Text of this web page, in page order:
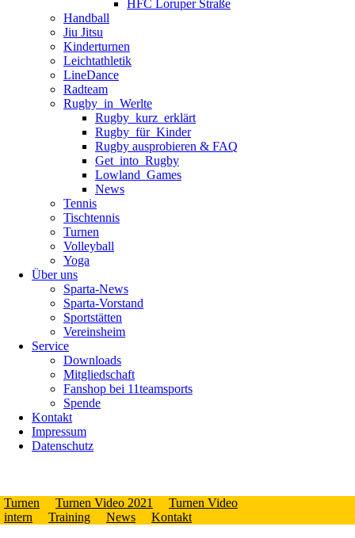
HFC Loruper Straße
Handball
Jiu Jitsu
Kinderturnen
Leichtathletik
LineDance
Radteam
Rugby_in_Werlte
Rugby_kurz_erklärt
Rugby_für_Kinder
Rugby ausprobieren & FAQ
Get_into_Rugby
Lowland_Games
News
Tennis
Tischtennis
Turnen
Volleyball
Yoga
Über uns
Sparta-News
Sparta-Vorstand
Sportstätten
Vereinsheim
Service
Downloads
Mitgliedschaft
Fanshop bei 11teamsports
Spende
Kontakt
Impressum
Datenschutz
Turnen Turnen Video 2021
Turnen Video
intern
Training News Kontakt